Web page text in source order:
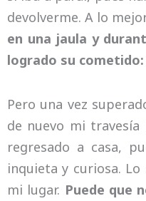
devolverme. A lo
en una jaula y
logrado su
Pero una vez
de nuevo mi
regresado a casa,
inquieta y curiosa.
mi lugar. Puede que